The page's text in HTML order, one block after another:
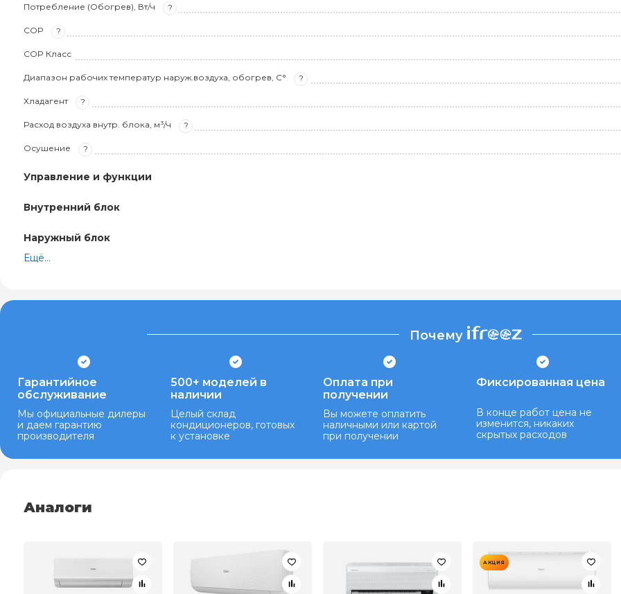
Потребление (Обогрев), Вт/ч ?
COP ?
COP Класс
Диапазон рабочих температур наруж.воздуха, обогрев, С° ?
Хладагент ?
Расход воздуха внутр. блока, м³/ч ?
Осушение ?
Управление и функции
Внутренний блок
Наружный блок
Ещё...
Почему
Гарантийное
обслуживание
Мы официальные дилеры
и даем гарантию
производителя
500+ моделей в
наличии
Целый склад
кондиционеров, готовых
к установке
Оплата при
получении
Вы можете оплатить
наличными или картой
при получении
Фиксированная цена
В конце работ цена не
изменится, никаких
скрытых расходов
Аналоги
АКЦИЯ